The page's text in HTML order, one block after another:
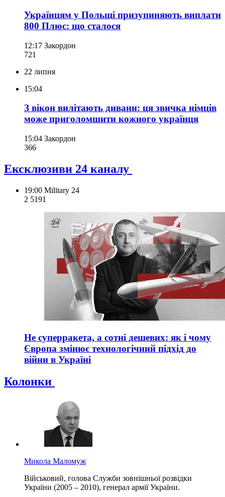
Українцям у Польщі призупиняють виплати
800 Плюс: що сталося
12:17 Закордон
721
22 липня
15:04
З вікон вилітають дивани: ця звичка німців
може приголомшити кожного українця
15:04 Закордон
366
Ексклюзиви 24 каналу
19:00 Military 24
2 5191
Не суперракета, а сотні дешевих: як і чому
Європа змінює технологічний підхід до
війни в Україні
Колонки
Микола Маломуж
Військовий, голова Служби зовнішньої розвідки
України (2005 – 2010), генерал армії України.